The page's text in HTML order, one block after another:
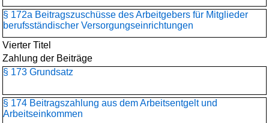
§ 172a Beitragszuschüsse des Arbeitgebers für Mitglieder
berufsständischer Versorgungseinrichtungen
Vierter Titel
Zahlung der Beiträge
§ 173 Grundsatz
§ 174 Beitragszahlung aus dem Arbeitsentgelt und
Arbeitseinkommen